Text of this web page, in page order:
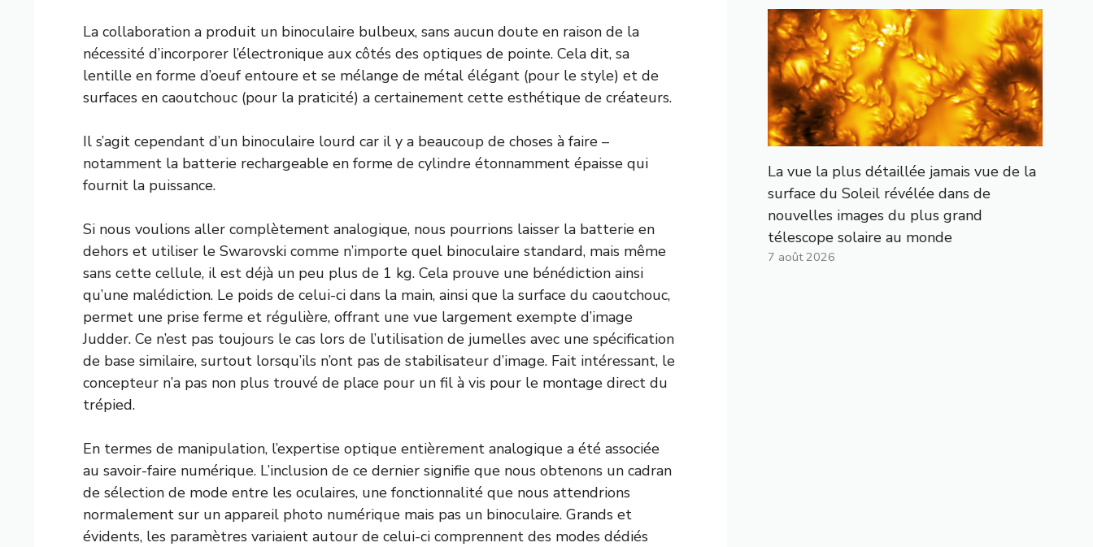
La collaboration a produit un binoculaire bulbeux, sans aucun doute en raison de la
nécessité d’incorporer l’électronique aux côtés des optiques de pointe. Cela dit, sa
lentille en forme d’oeuf entoure et se mélange de métal élégant (pour le style) et de
surfaces en caoutchouc (pour la praticité) a certainement cette esthétique de créateurs.
Il s’agit cependant d’un binoculaire lourd car il y a beaucoup de choses à faire –
notamment la batterie rechargeable en forme de cylindre étonnamment épaisse qui
fournit la puissance.
Si nous voulions aller complètement analogique, nous pourrions laisser la batterie en
dehors et utiliser le Swarovski comme n’importe quel binoculaire standard, mais même
sans cette cellule, il est déjà un peu plus de 1 kg. Cela prouve une bénédiction ainsi
qu’une malédiction. Le poids de celui-ci dans la main, ainsi que la surface du caoutchouc,
permet une prise ferme et régulière, offrant une vue largement exempte d’image
Judder. Ce n’est pas toujours le cas lors de l’utilisation de jumelles avec une spécification
de base similaire, surtout lorsqu’ils n’ont pas de stabilisateur d’image. Fait intéressant, le
concepteur n’a pas non plus trouvé de place pour un fil à vis pour le montage direct du
trépied.
En termes de manipulation, l’expertise optique entièrement analogique a été associée
au savoir-faire numérique. L’inclusion de ce dernier signifie que nous obtenons un cadran
de sélection de mode entre les oculaires, une fonctionnalité que nous attendrions
normalement sur un appareil photo numérique mais pas un binoculaire. Grands et
évidents, les paramètres variaient autour de celui-ci comprennent des modes dédiés
La vue la plus détaillée jamais vue de la
surface du Soleil révélée dans de
nouvelles images du plus grand
télescope solaire au monde
7 août 2026